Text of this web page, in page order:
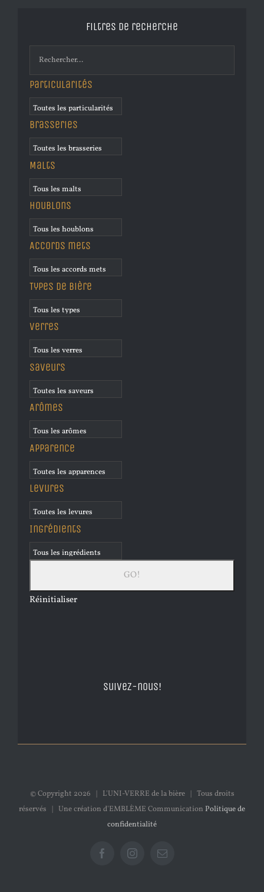
Filtres de recherche
Particularités
Brasseries
Malts
Houblons
Accords mets
Types de bière
Verres
Saveurs
Arômes
Apparence
Levures
Ingrédients
Réinitialiser
Suivez-nous!
© Copyright 2026 | L'UNI-VERRE de la bière | Tous droits
réservés | Une création d'EMBLÈME Communication Politique de
confidentialité
FacebookInstagramEmail